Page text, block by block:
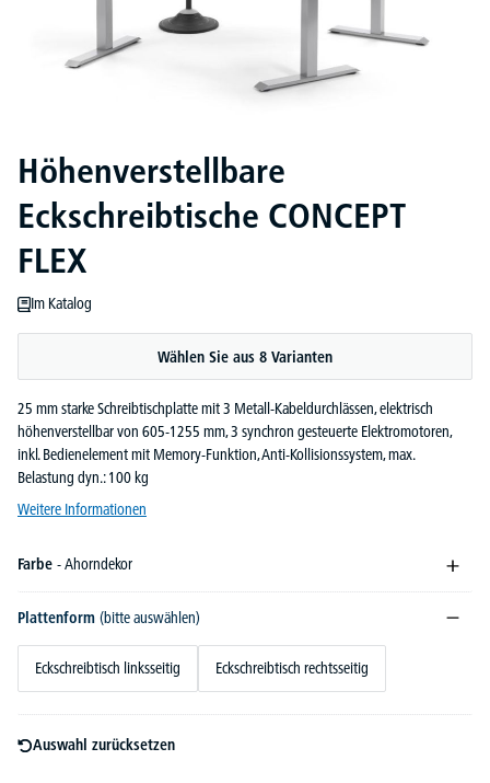
Höhenverstellbare
Eckschreibtische CONCEPT
FLEX
Im Katalog
Wählen Sie aus 8 Varianten
25 mm starke Schreibtischplatte mit 3 Metall-Kabeldurchlässen, elektrisch
höhenverstellbar von 605-1255 mm, 3 synchron gesteuerte Elektromotoren,
inkl. Bedienelement mit Memory-Funktion, Anti-Kollisionssystem, max.
Belastung dyn.: 100 kg
Weitere Informationen
Farbe - Ahorndekor
Plattenform (bitte auswählen)
Eckschreibtisch linksseitig Eckschreibtisch rechtsseitig
Auswahl zurücksetzen